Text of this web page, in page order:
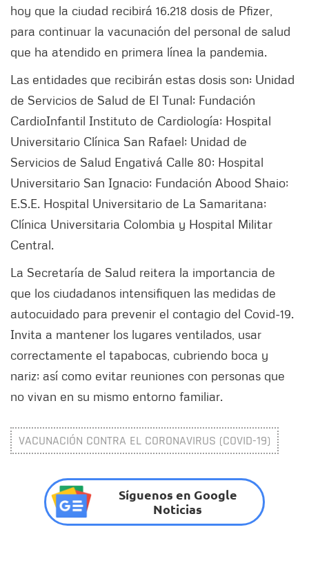
hoy que la ciudad recibirá 16.218 dosis de Pfizer,
para continuar la vacunación del personal de salud
que ha atendido en primera línea la pandemia.
Las entidades que recibirán estas dosis son: Unidad
de Servicios de Salud de El Tunal; Fundación
CardioInfantil Instituto de Cardiología; Hospital
Universitario Clínica San Rafael; Unidad de
Servicios de Salud Engativá Calle 80; Hospital
Universitario San Ignacio; Fundación Abood Shaio;
E.S.E. Hospital Universitario de La Samaritana;
Clínica Universitaria Colombia y Hospital Militar
Central.
La Secretaría de Salud reitera la importancia de
que los ciudadanos intensifiquen las medidas de
autocuidado para prevenir el contagio del Covid-19.
Invita a mantener los lugares ventilados, usar
correctamente el tapabocas, cubriendo boca y
nariz; así como evitar reuniones con personas que
no vivan en su mismo entorno familiar.
VACUNACIÓN CONTRA EL CORONAVIRUS (COVID-19)
Síguenos en Google
Noticias